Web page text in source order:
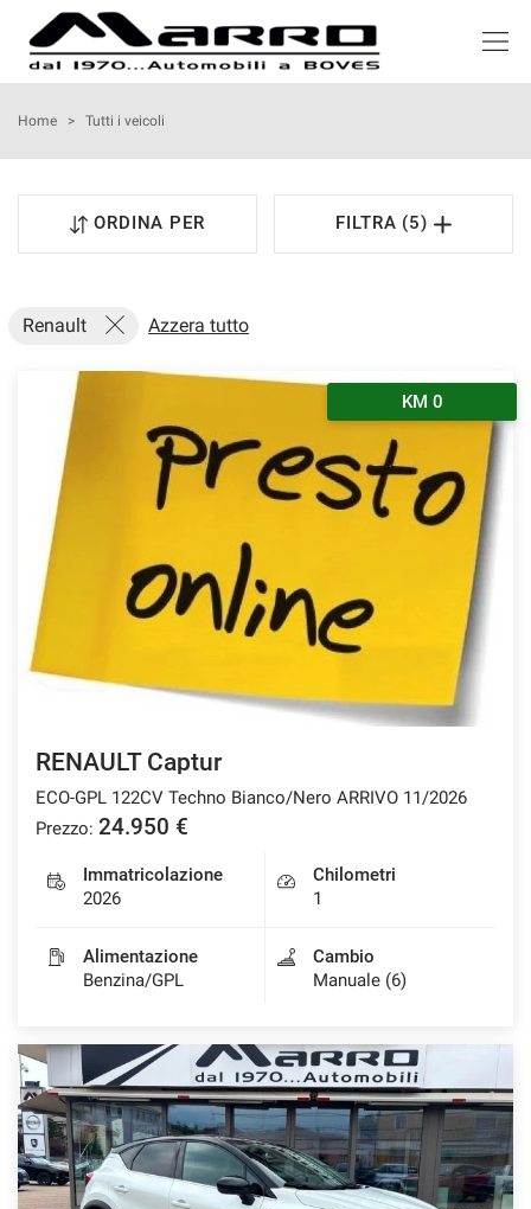
HOME
ASSISTENZA
SERVIZI
RECENSIONI
CONTATTI
NEWS
Home > Tutti i veicoli
ORDINA PER FILTRA (5)
Renault Azzera tutto
KM 0
RENAULT Captur
ECO-GPL 122CV Techno Bianco/Nero ARRIVO 11/2026
Prezzo: 24.950 €
Immatricolazione
2026
Chilometri
1
Alimentazione
Benzina/GPL
Cambio
Manuale (6)